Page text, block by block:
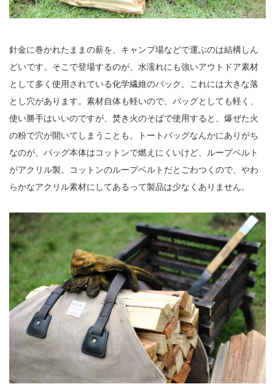
針金に巻かれたままの薪を、キャンプ場などで運ぶのは結構しん
どいです。そこで登場するのが、水濡れにも強いアウトドア素材
として多く使用されている化学繊維のバック。これには大きな落
とし穴があります。素材自体も軽いので、バッグとしても軽く、
使い勝手はいいのですが、焚き火のそばで使用すると、爆ぜた火
の粉で穴が開いてしまうことも。トートバッグなんかにありがち
なのが、バッグ本体はコットンで燃えにくいけど、ループベルト
がアクリル製。コットンのループベルトだとごわつくので、やわ
らかなアクリル素材にしてあるって製品は少なくありません。